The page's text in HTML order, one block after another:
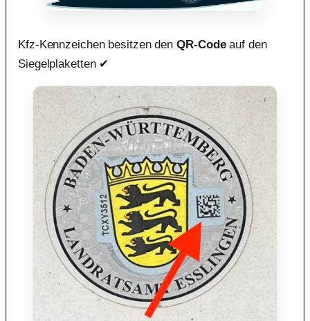
Kfz-Kennzeichen besitzen denQR-Codeauf den
Siegelplaketten ✔︎